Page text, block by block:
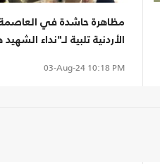
مظاهرة حاشدة في
الأردنية تلبية لـ"نداء
03-Aug-2410:18 PM